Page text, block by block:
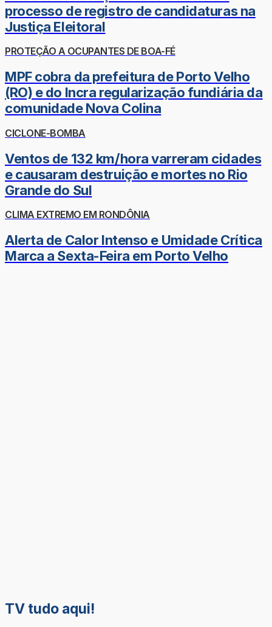
processo de registro de candidaturas na
Justiça Eleitoral
PROTEÇÃO A OCUPANTES DE BOA-FÉ
MPF cobra da prefeitura de Porto Velho
(RO) e do Incra regularização fundiária da
comunidade Nova Colina
CICLONE-BOMBA
Ventos de 132 km/hora varreram cidades
e causaram destruição e mortes no Rio
Grande do Sul
CLIMA EXTREMO EM RONDÔNIA
Alerta de Calor Intenso e Umidade Crítica
Marca a Sexta-Feira em Porto Velho
TV tudo aqui!